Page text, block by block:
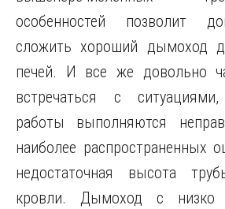
особенностей позволит
сложить хороший дымоход
печей. И все же довольно
встречаться с
работы выполняются
наиболее распространенных
недостаточная высота
кровли. Дымоход с низко